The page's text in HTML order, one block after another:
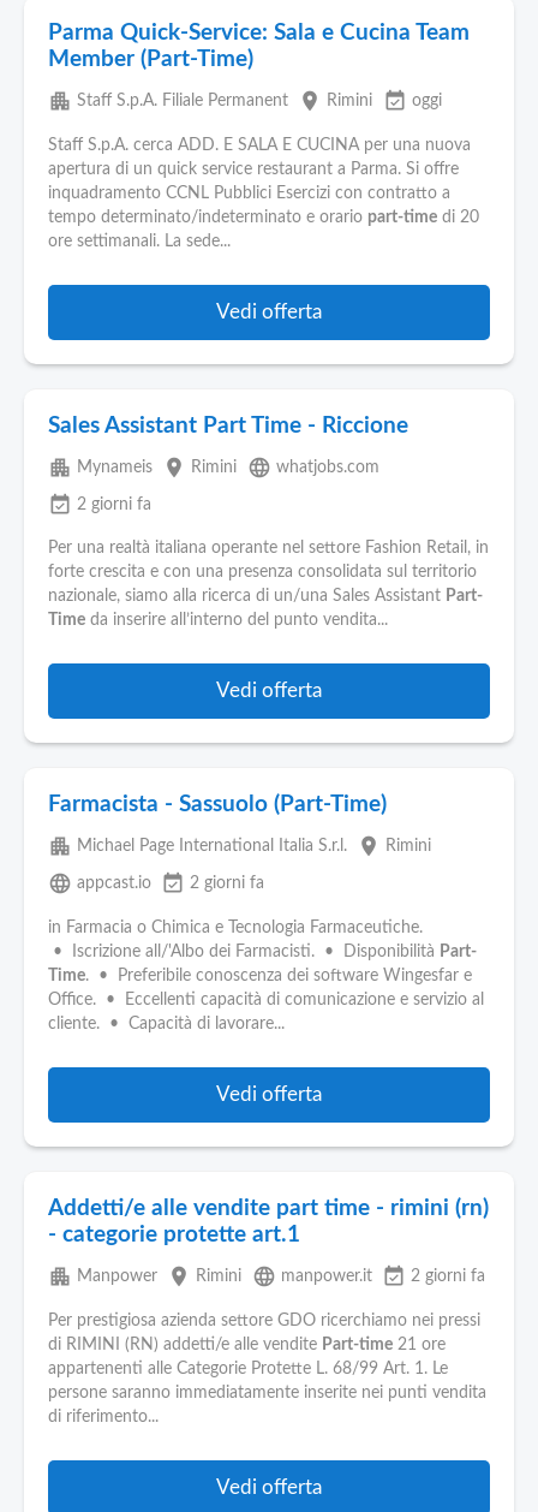
Parma Quick-Service: Sala e Cucina Team
Member (Part-Time)
apartment Staff S.p.A. Filiale Permanent place Rimini event_available oggi
Staff S.p.A. cerca ADD. E SALA E CUCINA per una nuova
apertura di un quick service restaurant a Parma. Si offre
inquadramento CCNL Pubblici Esercizi con contratto a
tempo determinato/indeterminato e orario part-time di 20
ore settimanali. La sede...
Vedi offerta
Sales Assistant Part Time - Riccione
apartment Mynameis place Rimini language whatjobs.com
event_available 2 giorni fa
Per una realtà italiana operante nel settore Fashion Retail, in
forte crescita e con una presenza consolidata sul territorio
nazionale, siamo alla ricerca di un/una Sales Assistant Part-
Time da inserire all’interno del punto vendita...
Vedi offerta
Farmacista - Sassuolo (Part-Time)
apartment Michael Page International Italia S.r.l. place Rimini
language appcast.io event_available 2 giorni fa
in Farmacia o Chimica e Tecnologia Farmaceutiche.
• Iscrizione all/'Albo dei Farmacisti. • Disponibilità Part-
Time. • Preferibile conoscenza dei software Wingesfar e
Office. • Eccellenti capacità di comunicazione e servizio al
cliente. • Capacità di lavorare...
Vedi offerta
Addetti/e alle vendite part time - rimini (rn)
- categorie protette art.1
apartment Manpower place Rimini language manpower.it event_available 2 giorni fa
Per prestigiosa azienda settore GDO ricerchiamo nei pressi
di RIMINI (RN) addetti/e alle vendite Part-time 21 ore
appartenenti alle Categorie Protette L. 68/99 Art. 1. Le
persone saranno immediatamente inserite nei punti vendita
di riferimento...
Vedi offerta